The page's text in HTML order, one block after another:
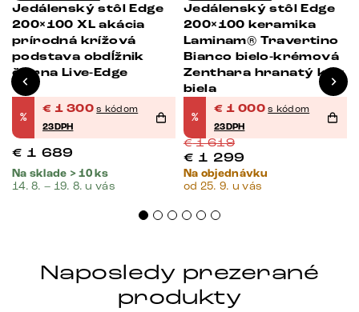
Jedálenský stôl Edge
200×100 XL akácia
prírodná krížová
podstava obdĺžnik
čierna Live-Edge
%
€ 1 300 s kódom
23DPH
€ 1 689
Na sklade > 10 ks
14. 8. – 19. 8. u vás
Jedálenský stôl Edge
200×100 keramika
Laminam® Travertino
Bianco bielo-krémová
Zenthara hranatý kov
biela
%
€ 1 000 s kódom
23DPH
€1 619
€ 1 299
Na objednávku
od 25. 9. u vás
Naposledy prezerané
produkty